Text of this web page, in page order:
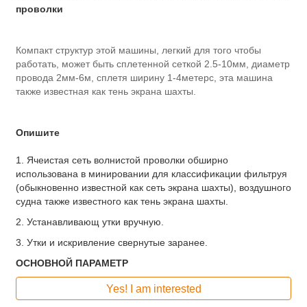
проволки
Компакт структур этой машины, легкий для того чтобы
работать, может быть сплетенной сеткой 2.5-10мм, диаметр
провода 2мм-6м, сплетя ширину 1-4метерс, эта машина
также известная как тень экрана шахты.
Опишите
1. Ячеистая сеть волнистой проволки обширно
использована в минировании для классификации фильтруя
(обыкновенно известной как сеть экрана шахты), воздушного
судна также известного как тень экрана шахты.
2. Устанавливающ утки вручную.
3. Утки и искривление свернутые заранее.
ОСНОВНОЙ ПАРАМЕТР
Yes! I am interested